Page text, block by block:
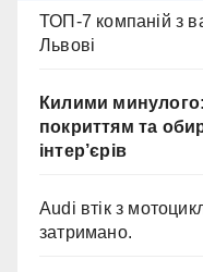
ТОП-7 компаній з
Львові
Килими
покриттям та
інтер’єрів
Audi втік з
затримано.